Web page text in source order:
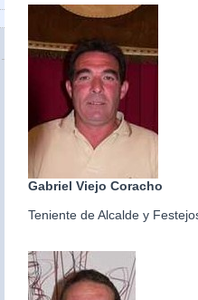
Gabriel Viejo Coracho
Teniente de Alcalde y